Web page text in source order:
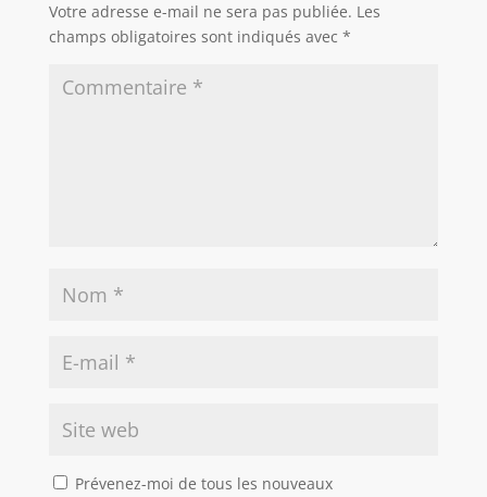
Votre adresse e-mail ne sera pas publiée. Les
champs obligatoires sont indiqués avec *
Prévenez-moi de tous les nouveaux